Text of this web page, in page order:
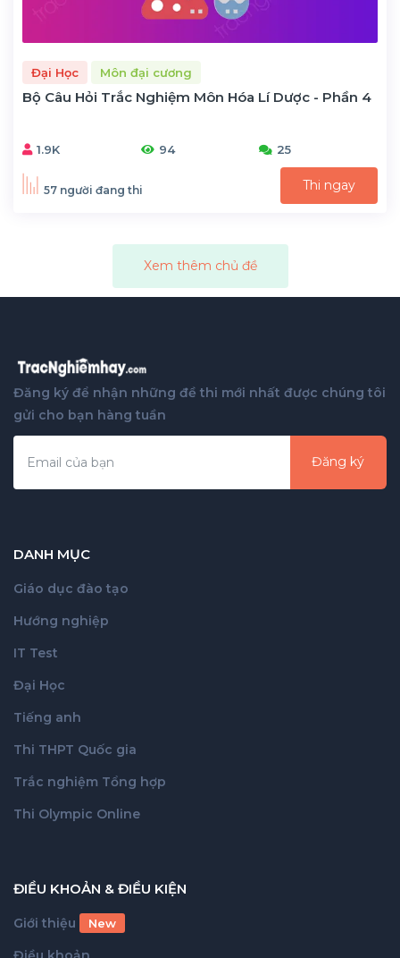
Đại Học Môn đại cương
Bộ Câu Hỏi Trắc Nghiệm Môn Hóa Lí Dược - Phần 4
1.9K 94 25
57 người đang thi Thi ngay
Xem thêm chủ đề
Đăng ký để nhận những đề thi mới nhất được chúng tôi
gửi cho bạn hàng tuần
Đăng ký
DANH MỤC
Giáo dục đào tạo
Hướng nghiệp
IT Test
Đại Học
Tiếng anh
Thi THPT Quốc gia
Trắc nghiệm Tổng hợp
Thi Olympic Online
ĐIỀU KHOẢN & ĐIỀU KIỆN
Giới thiệu New